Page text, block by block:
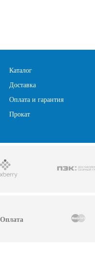
Каталог
Доставка
Оплата и гарантия
Прокат
Оплата